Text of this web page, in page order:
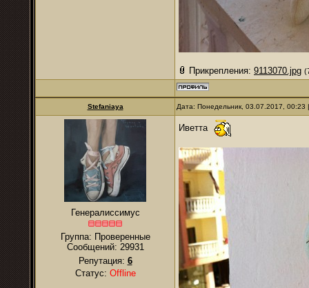
Прикрепления: 9113070.jpg
Stefaniaya Дата: Понедельник, 03.07.2017,
Генералиссимус
Группа: Проверенные
Сообщений: 29931
Репутация: 6
Статус: Offline
Иветта